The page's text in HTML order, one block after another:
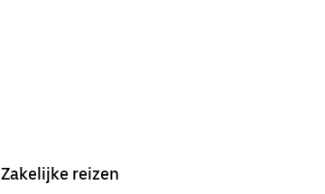
Zakelijke reizen